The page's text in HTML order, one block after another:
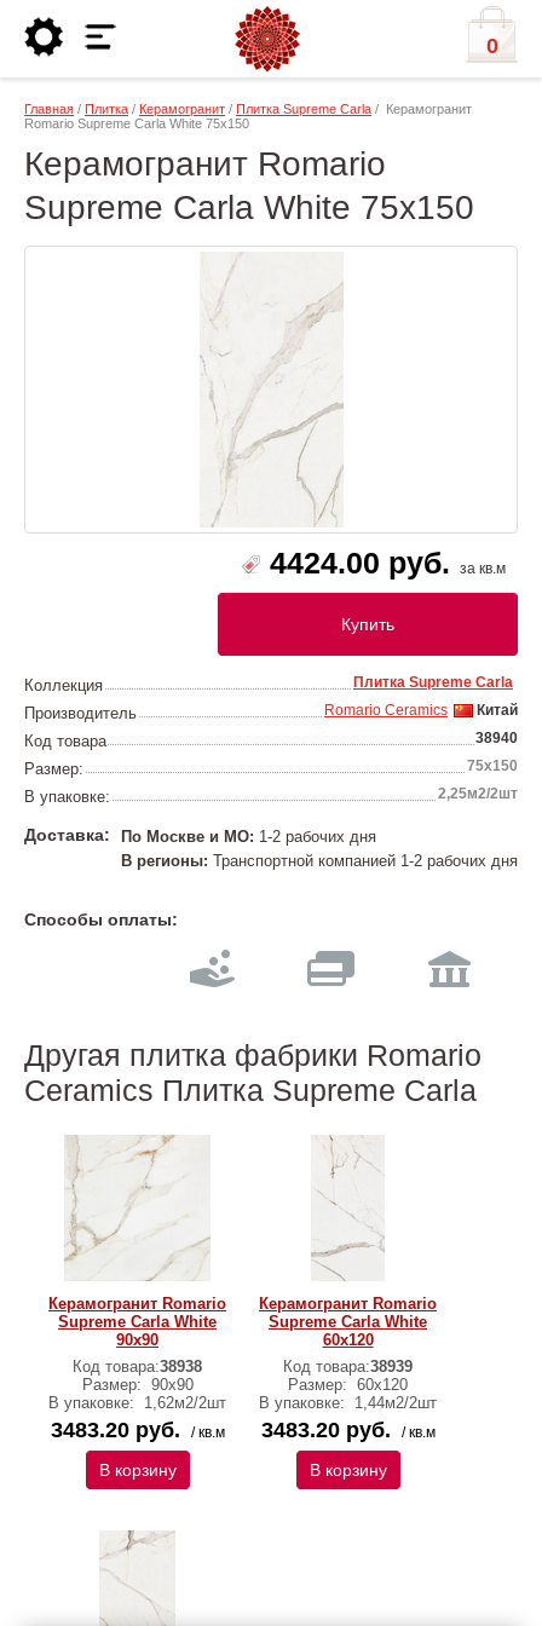
0
Главная / Плитка / Керамогранит / Плитка Supreme Carla / Керамогранит
Romario Supreme Carla White 75x150
Керамогранит Romario
Supreme Carla White 75x150
4424.00 руб. за кв.м
Купить
Коллекция Плитка Supreme Carla
Производитель Китай
Romario Ceramics
Код товара 38940
Размер: 75х150
В упаковке: 2,25м2/2шт
Доставка: По Москве и МО: 1-2 рабочих дня
В регионы: Транспортной компанией 1-2 рабочих дня
Способы оплаты:
Другая плитка фабрики Romario
Ceramics Плитка Supreme Carla
Керамогранит Romario
Supreme Carla White
90x90
Код товара:38938
Размер: 90х90
В упаковке:
1,62м2/2шт
3483.20 руб. / кв.м
В корзину
Керамогранит Romario
Supreme Carla White
60x120
Код товара:38939
Размер: 60х120
В упаковке:
1,44м2/2шт
3483.20 руб. / кв.м
В корзину